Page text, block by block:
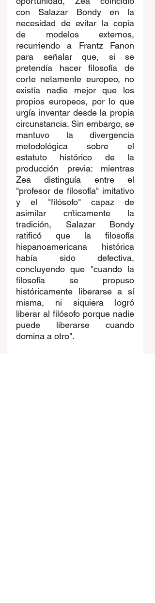
con Salazar Bondy en la
necesidad de evitar la copia
de modelos externos,
recurriendo a Frantz Fanon
para señalar que, si se
pretendía hacer filosofía de
corte netamente europeo, no
existía nadie mejor que los
propios europeos, por lo que
urgía inventar desde la propia
circunstancia. Sin embargo, se
mantuvo la divergencia
metodológica sobre el
estatuto histórico de la
producción previa: mientras
Zea distinguía entre el
"profesor de filosofía" imitativo
y el "filósofo" capaz de
asimilar críticamente la
tradición, Salazar Bondy
ratificó que la filosofía
hispanoamericana histórica
había sido defectiva,
concluyendo que "cuando la
filosofía se propuso
históricamente liberarse a sí
misma, ni siquiera logró
liberar al filósofo porque nadie
puede liberarse cuando
domina a otro".